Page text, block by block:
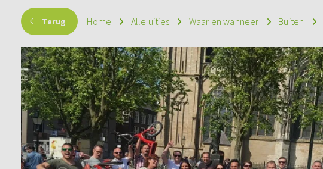
Terug Home Alle uitjes Waar en wanneer Buiten